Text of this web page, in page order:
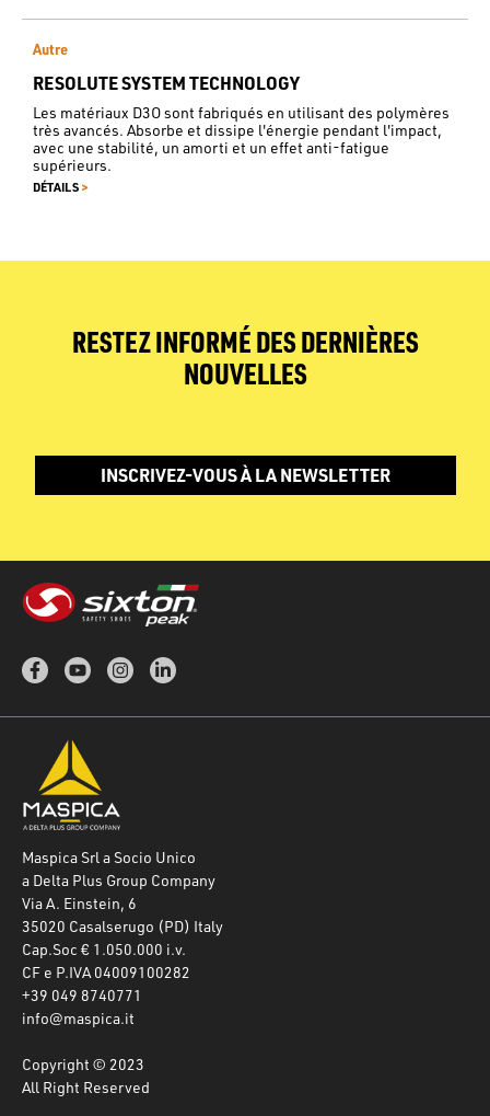
Autre
RESOLUTE SYSTEM TECHNOLOGY
Les matériaux D3O sont fabriqués en utilisant des polymères
très avancés. Absorbe et dissipe l'énergie pendant l'impact,
avec une stabilité, un amorti et un effet anti-fatigue
supérieurs.
DÉTAILS >
RESTEZ INFORMÉ DES DERNIÈRES
NOUVELLES
INSCRIVEZ-VOUS À LA NEWSLETTER
Maspica Srl a Socio Unico
a Delta Plus Group Company
Via A. Einstein, 6
35020 Casalserugo (PD) Italy
Cap.Soc € 1.050.000 i.v.
CF e P.IVA 04009100282
+39 049 8740771
info@maspica.it
Copyright © 2023
All Right Reserved